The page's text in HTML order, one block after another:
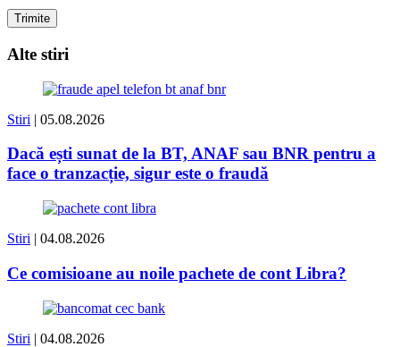
Alte stiri
Stiri | 05.08.2026
Dacă ești sunat de la BT, ANAF sau BNR pentru a
face o tranzacție, sigur este o fraudă
Stiri | 04.08.2026
Ce comisioane au noile pachete de cont Libra?
Stiri | 04.08.2026